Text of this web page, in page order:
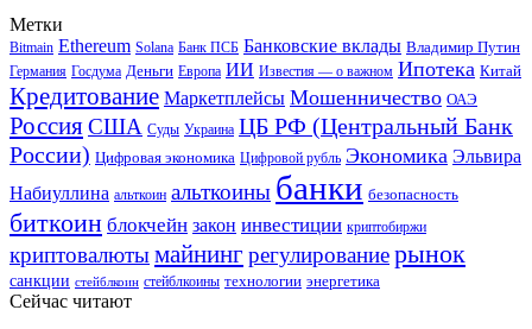
Метки
Bitmain Ethereum Solana Банк ПСБ Банковские вклады Владимир Путин
Германия Госдума Деньги Европа ИИ Известия — о важном Ипотека Китай
Кредитование Маркетплейсы Мошенничество ОАЭ
РоссияСША Суды Украина ЦБ РФ (Центральный Банк
России) Цифровая экономика Цифровой рубль Экономика Эльвира
Набиуллина альткоин альткоины банки безопасность
биткоин блокчейн закон инвестиции криптобиржи
криптовалютымайнинг регулированиерынок
санкции стейблкоин стейблкоины технологии энергетика
Сейчас читают